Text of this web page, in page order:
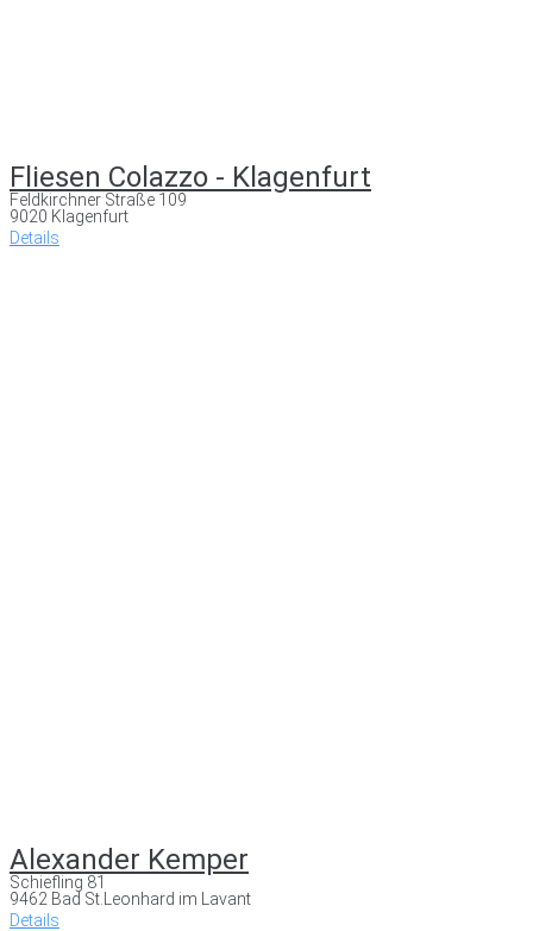
Fliesen Colazzo - Klagenfurt
Feldkirchner Straße 109
9020 Klagenfurt
Details
Alexander Kemper
Schiefling 81
9462 Bad St.Leonhard im Lavant
Details